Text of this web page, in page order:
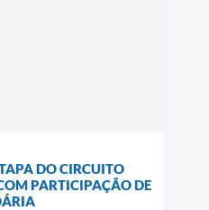
DO CIRCUITO
PARTICIPAÇÃO DE